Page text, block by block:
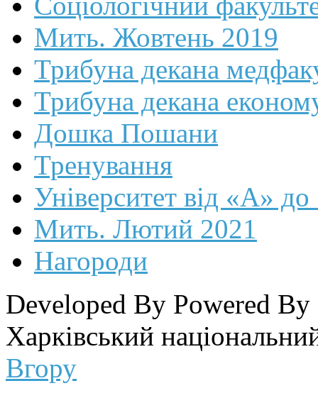
Мить. Жовтень 2019
Трибуна декана
Трибуна декана
Дошка Пошани
Тренування
Університет від «А»
Мить. Лютий 2021
Нагороди
Developed By Powered By
Харківський
Вгору